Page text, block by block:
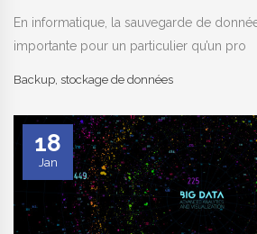
En informatique, la sauvegarde de
importante pour un particulier qu’un pro
Backup, stockage de données
18
Jan